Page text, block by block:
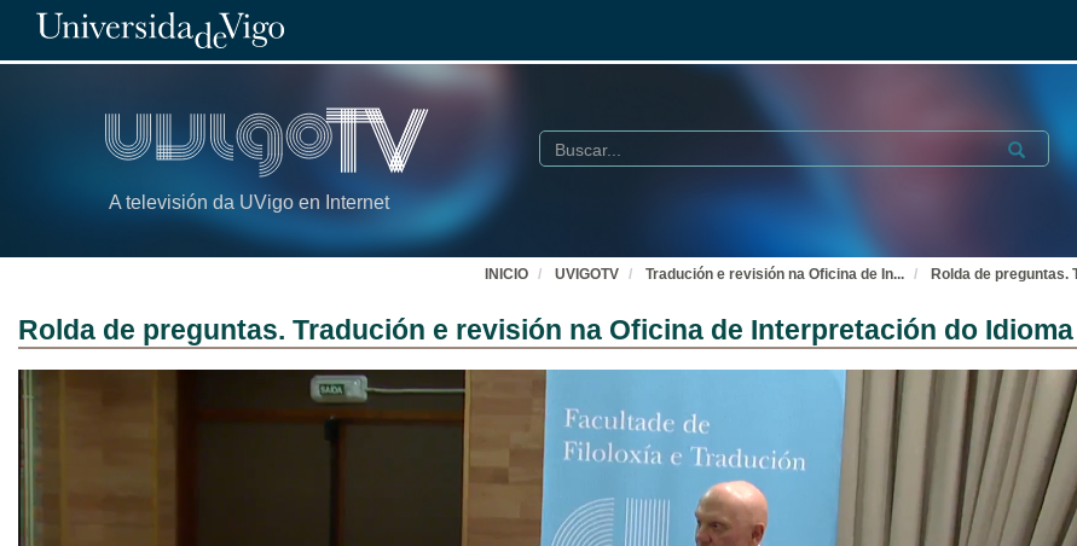
A televisión da UVigo en Internet
Buscar Submit
INICIO UVIGOTV Tradución e revisión na Oficina de In... Rolda de preguntas.
Rolda de preguntas. Tradución e revisión na Oficina de Interpretación do Idioma